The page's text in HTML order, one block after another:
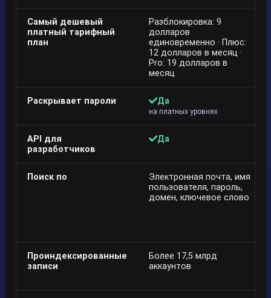
Самый дешевый
платный тарифный
план
Разблокировка: 9
долларов
единовременно · Плюс:
12 долларов в месяц ·
Pro: 19 долларов в
месяц
Раскрывает пароли Да
на платных уровнях
API для
разработчиков
Да
Поиск по
Электронная почта, имя
пользователя, пароль,
домен, ключевое слово
Проиндексированные
записи
Более 17,5 млрд
аккаунтов